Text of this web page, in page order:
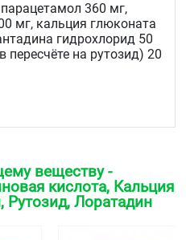
360 мг,
мг, кальция глюконата
гидрохлорид 50
пересчёте на рутозид) 20
диоксид коллоидный
4086 мг, ароматизатор
веществу -
кислота, Кальция
Рутозид, Лоратадин